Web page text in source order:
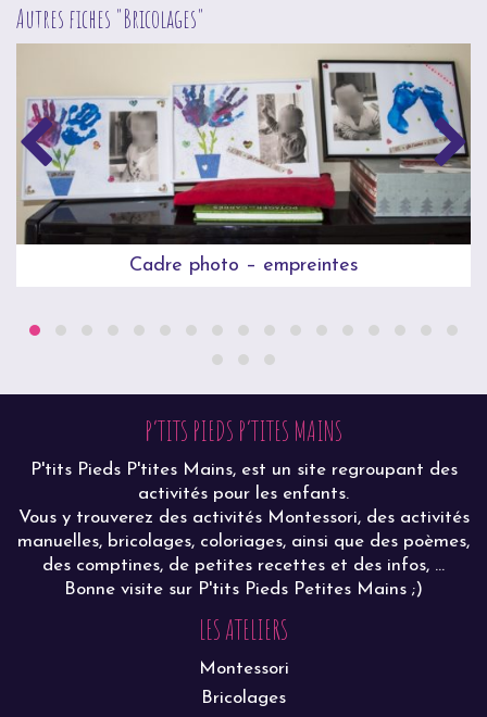
Autres fiches "Bricolages"
Cadre photo – empreintes
P’TITS PIEDS P’TITES MAINS
P'tits Pieds P'tites Mains, est un site regroupant des
activités pour les enfants.
Vous y trouverez des activités Montessori, des activités
manuelles, bricolages, coloriages, ainsi que des poèmes,
des comptines, de petites recettes et des infos, ...
Bonne visite sur P'tits Pieds Petites Mains ;)
LES ATELIERS
Montessori
Bricolages